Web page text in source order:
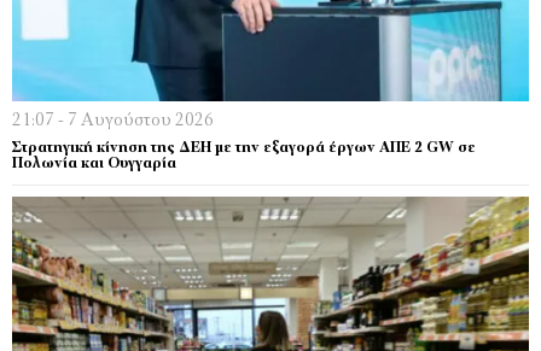
21:07 - 7 Αυγούστου 2026
Στρατηγική κίνηση της ΔΕΗ με την εξαγορά έργων ΑΠΕ 2 GW σε
Πολωνία και Ουγγαρία